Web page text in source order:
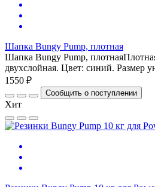
Шапка Bungy Pump, плотная
Шапка Bungy Pump,
двухслойная. Цвет: синий. Размер
1550 ₽
Сообщить о поступлении
Хит